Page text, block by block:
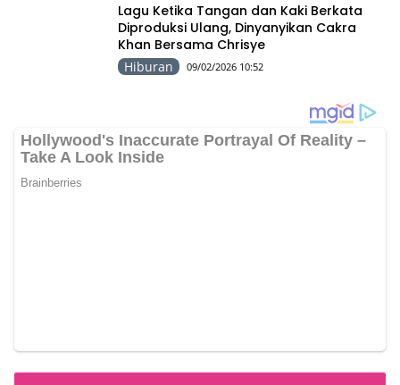
Lagu Ketika Tangan dan Kaki Berkata
Diproduksi Ulang, Dinyanyikan Cakra
Khan Bersama Chrisye
Hiburan 09/02/2026 10:52